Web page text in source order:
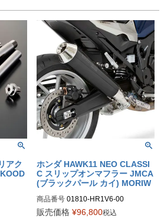
アク
ホンダ HAWK11 NEO CLASSI
C スリップオンマフラー JMCA
(ブラックパール カイ) MORIW
商品番号 01810-HR1V6-00
9PL：P113-2008
販売価格 ¥96,800税込